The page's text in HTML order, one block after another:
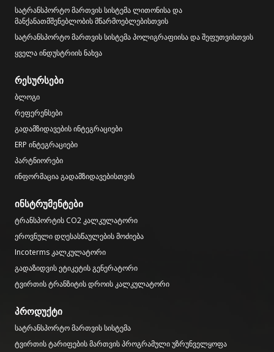
სატრანსპორტო მართვის სისტემა ლითონისა და
მანქანათმშენებლობის მწარმოებლებისთვის
სატრანსპორტო მართვის სისტემა პოლიგრაფიისა და შეფუთვისთვის
ყველა ინდუსტრიის ნახვა
რესურსები
ბლოგი
რეფერენსები
გადამზიდავების ინტეგრაციები
ERP ინტეგრაციები
პარტნიორები
ინფორმაცია გადამზიდავებისთვის
ინსტრუმენტები
ტრანსპორტის CO2 კალკულატორი
ეროვნული დღესასწაულების მოძიება
Incoterms კალკულატორი
გადაზიდვის ეტიკეტის გენერატორი
ტვირთის ტრანზიტის დროის კალკულატორი
პროდუქტი
სატრანსპორტო მართვის სისტემა
ტვირთის ტარიფების მართვის პროგრამული უზრუნველყოფა